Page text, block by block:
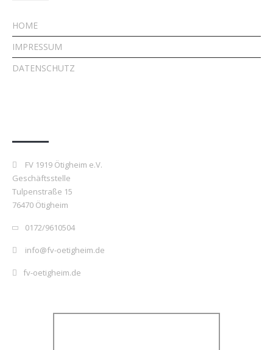
HOME
IMPRESSUM
DATENSCHUTZ
FV 1919 Ötigheim e.V.
Geschäftsstelle
Tulpenstraße 15
76470 Ötigheim
0172/9610504
info@fv-oetigheim.de
fv-oetigheim.de